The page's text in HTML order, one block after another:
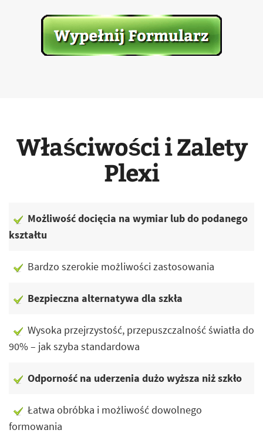
Właściwości i Zalety
Plexi
Możliwość docięcia na wymiar lub do podanego
kształtu
Bardzo szerokie możliwości zastosowania
Bezpieczna alternatywa dla szkła
Wysoka przejrzystość, przepuszczalność światła do
90% – jak szyba standardowa
Odporność na uderzenia dużo wyższa niż szkło
Łatwa obróbka i możliwość dowolnego
formowania